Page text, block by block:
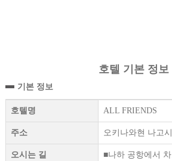
호텔 기본 정보
기본 정보
호텔명 ALL FRIENDS
주소 오키나와현 나고
오시는 길 ■나하 공항에서